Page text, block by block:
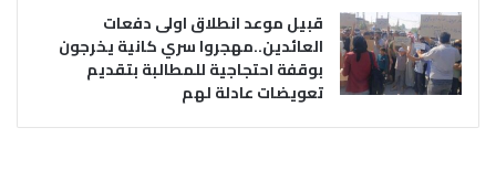
قبيل موعد انطلاق اولى دفعات
العائدين..مهجروا سري كانية يخرجون
بوقفة احتجاجية للمطالبة بتقديم
تعويضات عادلة لهم